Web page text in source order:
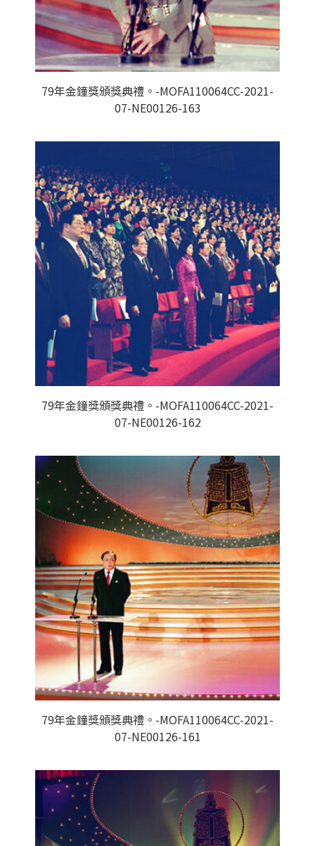
79年金鐘獎頒獎典禮。-MOFA110064CC-2021-
07-NE00126-163
79年金鐘獎頒獎典禮。-MOFA110064CC-2021-
07-NE00126-162
79年金鐘獎頒獎典禮。-MOFA110064CC-2021-
07-NE00126-161